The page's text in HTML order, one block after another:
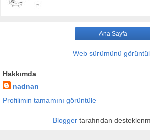
Ana Sayfa
Web sürümünü
Hakkımda
nadnan
Profilimin tamamını görüntüle
Bloggertarafından